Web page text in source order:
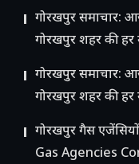
गोरखपुर समाचार:
गोरखपुर शहर की
गोरखपुर समाचार:
गोरखपुर शहर की
गोरखपुर गैस
Gas Agencies